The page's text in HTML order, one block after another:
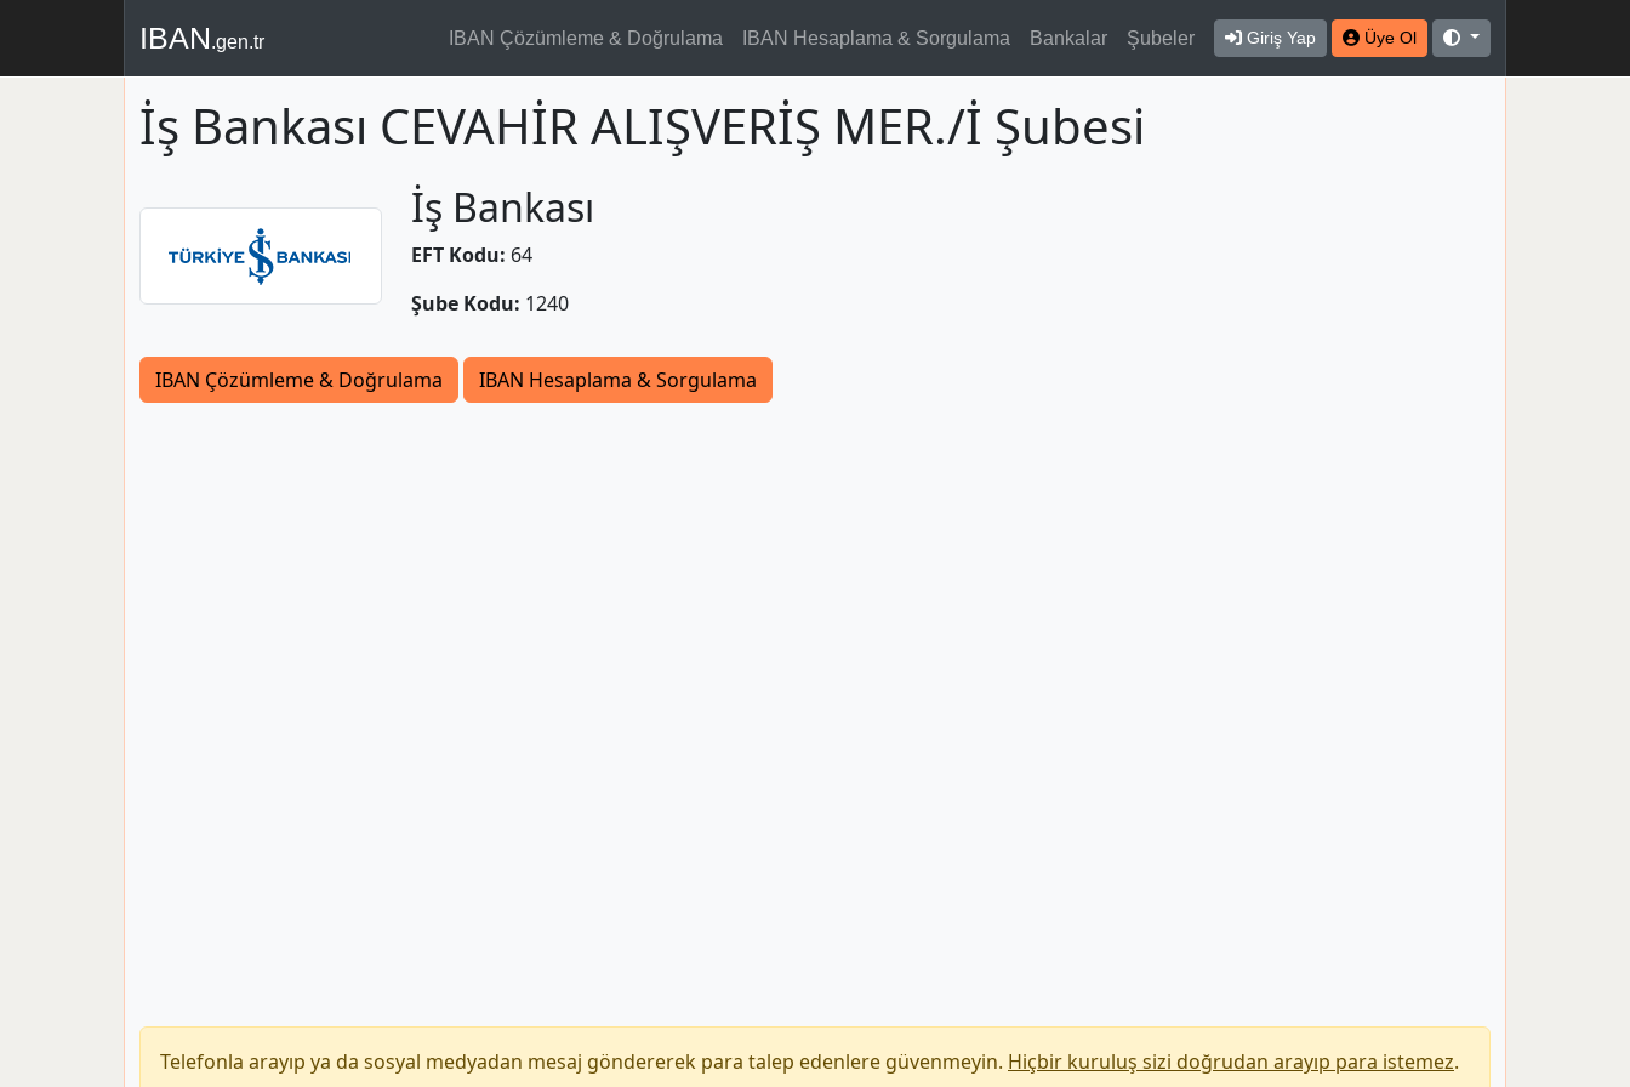
IBAN.gen.tr IBAN Çözümleme & Doğrulama IBAN Hesaplama & Sorgulama Bankalar Şubeler Giriş Yap Üye Ol
İş Bankası CEVAHİR ALIŞVERİŞ MER./İ Şubesi
İş Bankası
EFT Kodu: 64
Şube Kodu: 1240
IBAN Çözümleme & Doğrulama IBAN Hesaplama & Sorgulama
Telefonla arayıp ya da sosyal medyadan mesaj göndererek para talep edenlere güvenmeyin. Hiçbir kuruluş sizi doğrudan arayıp para istemez.